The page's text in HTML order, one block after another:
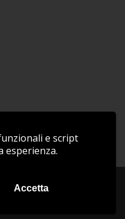
e script
esperienza.
Accetta
- C.F.